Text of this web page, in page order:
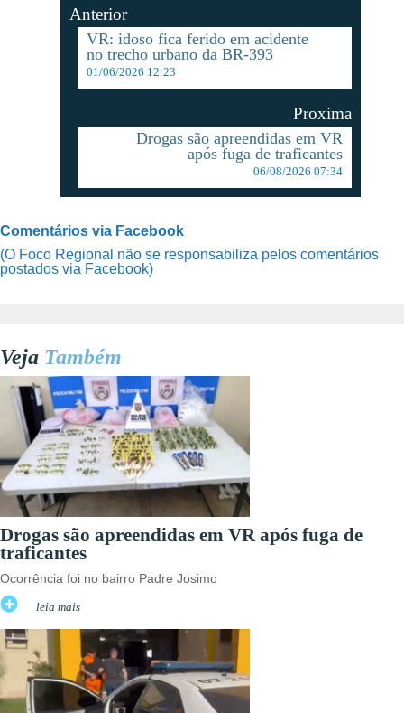
Anterior
VR: idoso fica ferido em acidente
no trecho urbano da BR-393
01/06/2026 12:23
Proxima
Drogas são apreendidas em VR
após fuga de traficantes
06/08/2026 07:34
Comentários via Facebook
(O Foco Regional não se responsabiliza pelos comentários
postados via Facebook)
Veja Também
Drogas são apreendidas em VR após fuga de
traficantes
Ocorrência foi no bairro Padre Josimo
leia mais